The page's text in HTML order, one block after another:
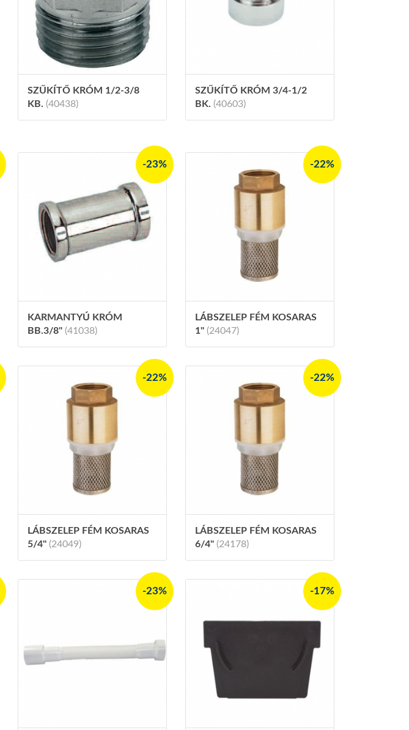
SZŰKÍTŐ KRÓM 1/2-3/8
KB. (40438)
SZŰKÍTŐ KRÓM 3/4-1/2
BK. (40603)
-23%
KARMANTYÚ KRÓM
BB.3/8" (41038)
-22%
LÁBSZELEP FÉM KOSARAS
1" (24047)
-22%
LÁBSZELEP FÉM KOSARAS
5/4" (24049)
-22%
LÁBSZELEP FÉM KOSARAS
6/4" (24178)
-23% -17%